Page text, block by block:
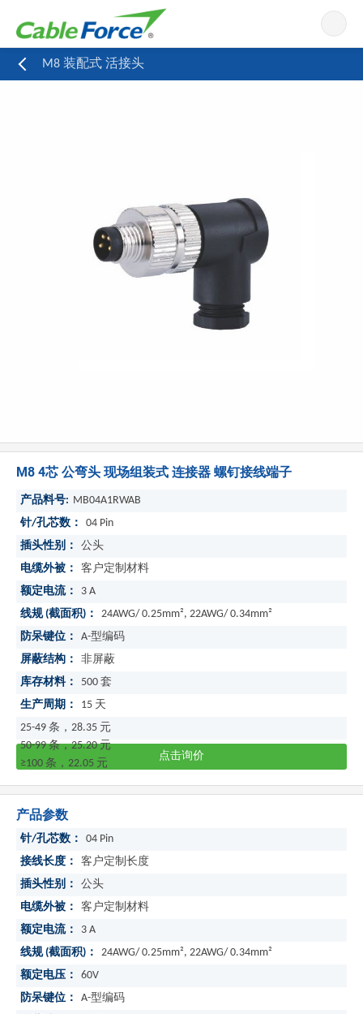
M8 装配式 活接头
M8 4芯 公弯头 现场组装式 连接器 螺钉接线端子
产品料号: MB04A1RWAB
针/孔芯数：
04 Pin
插头性别：
公头
电缆外被：
客户定制材料
额定电流：
3 A
线规 (截面积)：
24AWG/ 0.25mm², 22AWG/ 0.34mm²
防呆键位：
A-型编码
屏蔽结构：
非屏蔽
库存材料：
500 套
生产周期：
15 天
25-49 条，28.35 元
50-99 条，25.20 元
≥100 条，22.05 元
点击询价
产品参数
针/孔芯数：
04 Pin
接线长度：
客户定制长度
插头性别：
公头
电缆外被：
客户定制材料
额定电流：
3 A
线规 (截面积)：
24AWG/ 0.25mm², 22AWG/ 0.34mm²
额定电压：
60V
防呆键位：
A-型编码